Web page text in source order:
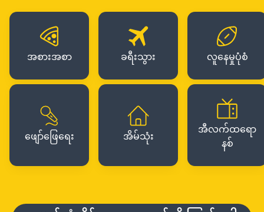
အစားအစာ ခရီးသွား လူနေမှုပုံစံ
ဖျော်ဖြေရေး အိမ်သုံး အီလက်ထရော
နစ်